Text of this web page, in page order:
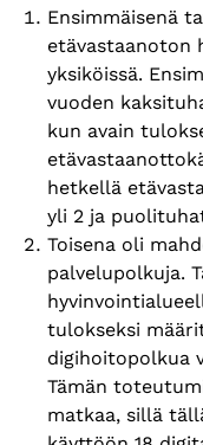
Ensimmäisenä
etävastaanoton
yksiköissä.
vuoden
kun avain
hetkellä
yli 2 ja
Toisena oli
palvelupolkuja.
tulokseksi
digihoitopolkua
Tämän
matkaa, sillä